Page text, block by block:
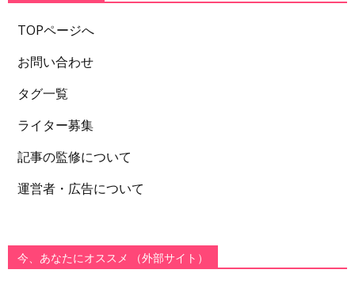
TOPページへ
お問い合わせ
タグ一覧
ライター募集
記事の監修について
運営者・広告について
今、あなたにオススメ （外部サイト）